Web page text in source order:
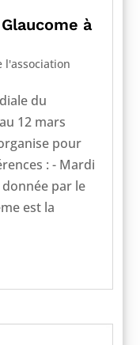
à
l'association
du
12 mars
pour
: - Mardi
par le
est la